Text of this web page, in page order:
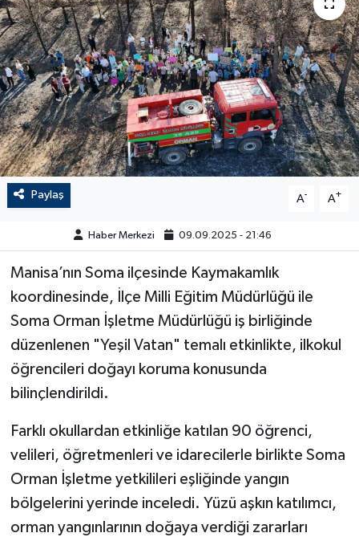
Paylaş A- A+
Haber Merkezi 09.09.2025 - 21:46
Manisa’nın Soma ilçesinde Kaymakamlık
koordinesinde, İlçe Milli Eğitim Müdürlüğü ile
Soma Orman İşletme Müdürlüğü iş birliğinde
düzenlenen "Yeşil Vatan" temalı etkinlikte, ilkokul
öğrencileri doğayı koruma konusunda
bilinçlendirildi.
Farklı okullardan etkinliğe katılan 90 öğrenci,
velileri, öğretmenleri ve idarecilerle birlikte Soma
Orman İşletme yetkilileri eşliğinde yangın
bölgelerini yerinde inceledi. Yüzü aşkın katılımcı,
orman yangınlarının doğaya verdiği zararları